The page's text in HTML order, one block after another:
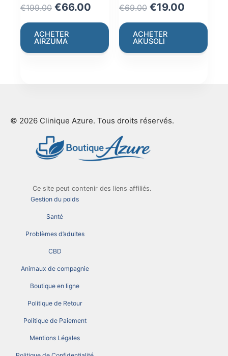
€199.00 Original
price
was:
€199.00.
€66.00 Current
price
€66.00.
ACHETER
AIRZUMA
€69.00 Original
price
was:
€69.00.
€19.00
price
€19.00.
ACHETER
AKUSOLI
© 2026 Clinique Azure. Tous droits réservés.
Ce site peut contenir des liens affiliés.
Gestion du poids
Santé
Problèmes d’adultes
CBD
Animaux de compagnie
Boutique en ligne
Politique de Retour
Politique de Paiement
Mentions Légales